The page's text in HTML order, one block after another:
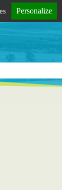
Personalize